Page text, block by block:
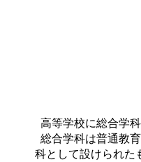
高等学校に総合学
総合学科は普通教
科として設けられた